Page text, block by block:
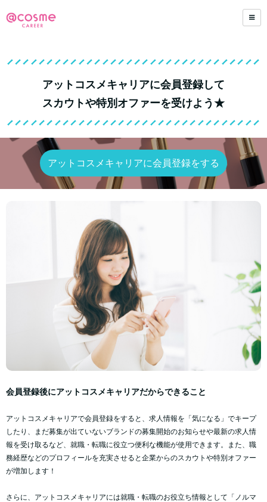
アットコスメキャリアに会員登録して
スカウトや特別オファーを受けよう★
アットコスメキャリアに会員登録をする
会員登録後にアットコスメキャリアだからできること
アットコスメキャリアで会員登録をすると、求人情報を「気になる」でキープ
したり、まだ募集が出ていないブランドの募集開始のお知らせや最新の求人情
報を受け取るなど、就職・転職に役立つ便利な機能が使用できます。また、職
務経歴などのプロフィールを充実させると企業からのスカウトや特別オファー
が増加します！
さらに、アットコスメキャリアには就職・転職のお役立ち情報として「ノルマ